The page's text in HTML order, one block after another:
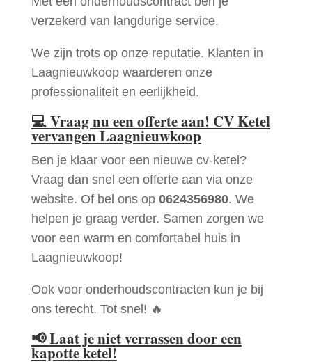
verzekerd van langdurige service.
We zijn trots op onze reputatie. Klanten in
Laagnieuwkoop waarderen onze
professionaliteit en eerlijkheid.
💻Vraag nu een offerte aan! CV Ketel
vervangen Laagnieuwkoop
Ben je klaar voor een nieuwe cv-ketel?
Vraag dan snel een offerte aan via onze
website. Of bel ons op 0624356980. We
helpen je graag verder. Samen zorgen we
voor een warm en comfortabel huis in
Laagnieuwkoop!
Ook voor onderhoudscontracten kun je bij
ons terecht. Tot snel! 🔥
📢Laat je niet verrassen door een
kapotte ketel!